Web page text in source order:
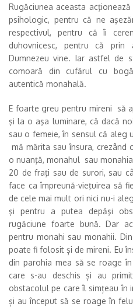
Rugăciunea aceasta
psihologic, pentru că ne
respectivul, pentru că îi
duhovnicesc, pentru că
Dumnezeu vine. Iar astfel de
comoară din cufărul cu
autentică monahală.
E foarte greu pentru mireni să
şi la o aşa luminare, că dacă
sau o femeie, în sensul că aleg
mă mărita sau însura, crezând
o nuanţă, monahul sau
20 de fraţi sau de surori, sau
face ca împreună-vieţuirea să
de cele mai mult ori nici nu-i
şi pentru a putea depăşi
rugăciune foarte bună. Dar
pentru monahi sau monahii.
poate fi folosit și de mireni. Eu
din parohia mea să se roage
care s-au deschis și au
obstacolul pe care îl simțeau în
și au început să se roage în